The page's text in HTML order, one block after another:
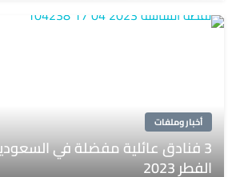
أخبار وملفات
3 فنادق عائلية مفضلة في
الفطر 2023